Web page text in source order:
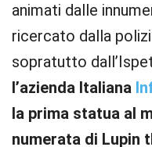
animati dalle
ricercato dalla
sopratutto
l’azienda Italiana
la prima statua al
numerata di Lupin